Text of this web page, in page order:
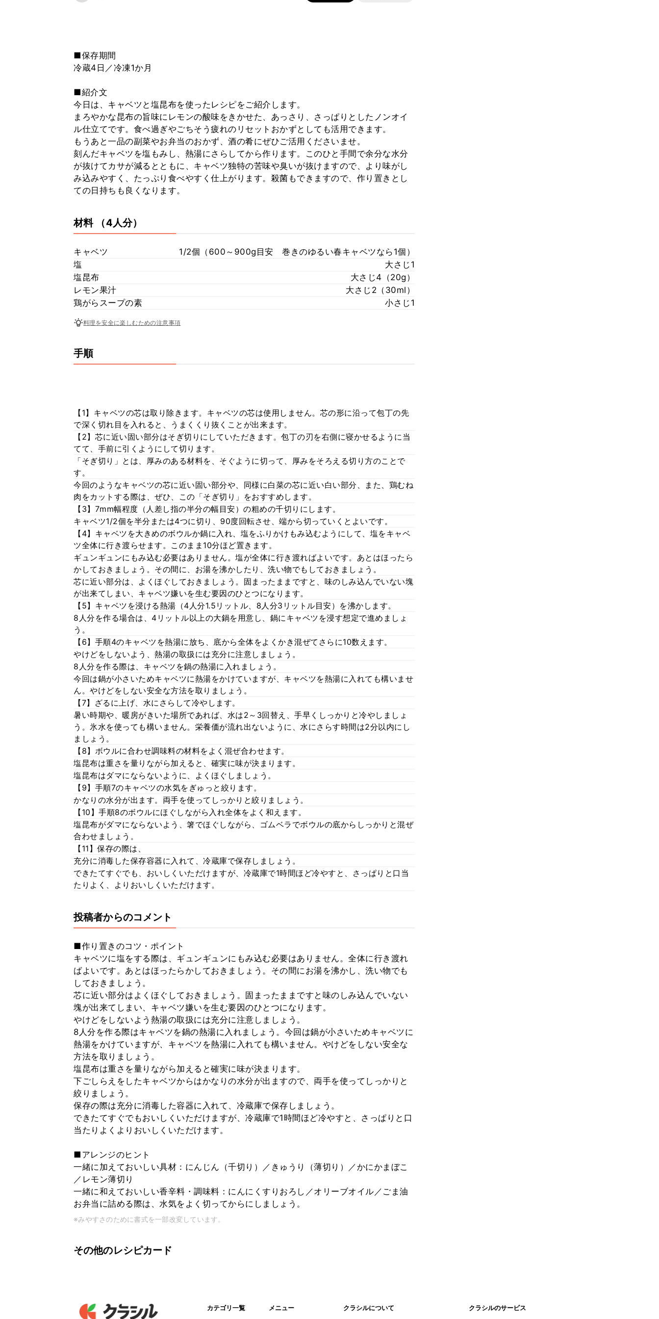
■保存期間
冷蔵4日／冷凍1か月
■紹介文
今日は、キャベツと塩昆布を使ったレシピをご紹介します。
まろやかな昆布の旨味にレモンの酸味をきかせた、あっさり、さっぱりとしたノンオイ
ル仕立てです。食べ過ぎやごちそう疲れのリセットおかずとしても活用できます。
もうあと一品の副菜やお弁当のおかず、酒の肴にぜひご活用くださいませ。
刻んだキャベツを塩もみし、熱湯にさらしてから作ります。このひと手間で余分な水分
が抜けてカサが減るとともに、キャベツ独特の苦味や臭いが抜けますので、より味がし
み込みやすく、たっぷり食べやすく仕上がります。殺菌もできますので、作り置きとし
ての日持ちも良くなります。
材料 （4人分）
キャベツ
1/2個（600～900g目安 巻きのゆるい春キャベツなら1個）
塩
大さじ1
塩昆布
大さじ4（20g）
レモン果汁
大さじ2（30ml）
鶏がらスープの素
小さじ1
料理を安全に楽しむための注意事項
手順
【1】キャベツの芯は取り除きます。キャベツの芯は使用しません。芯の形に沿って包丁の先
で深く切れ目を入れると、うまくくり抜くことが出来ます。
【2】芯に近い固い部分はそぎ切りにしていただきます。包丁の刃を右側に寝かせるように当
てて、手前に引くようにして切ります。
「そぎ切り」とは、厚みのある材料を、そぐように切って、厚みをそろえる切り方のことで
す。
今回のようなキャベツの芯に近い固い部分や、同様に白菜の芯に近い白い部分、また、鶏むね
肉をカットする際は、ぜひ、この「そぎ切り」をおすすめします。
【3】7mm幅程度（人差し指の半分の幅目安）の粗めの千切りにします。
キャベツ1/2個を半分または4つに切り、90度回転させ、端から切っていくとよいです。
【4】キャベツを大きめのボウルか鍋に入れ、塩をふりかけもみ込むようにして、塩をキャベ
ツ全体に行き渡らせます。このまま10分ほど置きます。
ギュンギュンにもみ込む必要はありません。塩が全体に行き渡ればよいです。あとはほったら
かしておきましょう。その間に、お湯を沸かしたり、洗い物でもしておきましょう。
芯に近い部分は、よくほぐしておきましょう。固まったままですと、味のしみ込んでいない塊
が出来てしまい、キャベツ嫌いを生む要因のひとつになります。
【5】キャベツを浸ける熱湯（4人分1.5リットル、8人分3リットル目安）を沸かします。
8人分を作る場合は、4リットル以上の大鍋を用意し、鍋にキャベツを浸す想定で進めましょ
う。
【6】手順4のキャベツを熱湯に放ち、底から全体をよくかき混ぜてさらに10数えます。
やけどをしないよう、熱湯の取扱には充分に注意しましょう。
8人分を作る際は、キャベツを鍋の熱湯に入れましょう。
今回は鍋が小さいためキャベツに熱湯をかけていますが、キャベツを熱湯に入れても構いませ
ん。やけどをしない安全な方法を取りましょう。
【7】ざるに上げ、水にさらして冷やします。
暑い時期や、暖房がきいた場所であれば、水は2～3回替え、手早くしっかりと冷やしましょ
う。氷水を使っても構いません。栄養価が流れ出ないように、水にさらす時間は2分以内にし
ましょう。
【8】ボウルに合わせ調味料の材料をよく混ぜ合わせます。
塩昆布は重さを量りながら加えると、確実に味が決まります。
塩昆布はダマにならないように、よくほぐしましょう。
【9】手順7のキャベツの水気をぎゅっと絞ります。
かなりの水分が出ます。両手を使ってしっかりと絞りましょう。
【10】手順8のボウルにほぐしながら入れ全体をよく和えます。
塩昆布がダマにならないよう、箸でほぐしながら、ゴムベラでボウルの底からしっかりと混ぜ
合わせましょう。
【11】保存の際は、
充分に消毒した保存容器に入れて、冷蔵庫で保存しましょう。
できたてすぐでも、おいしくいただけますが、冷蔵庫で1時間ほど冷やすと、さっぱりと口当
たりよく、よりおいしくいただけます。
投稿者からのコメント
■作り置きのコツ・ポイント
キャベツに塩をする際は、ギュンギュンにもみ込む必要はありません。全体に行き渡れ
ばよいです。あとはほったらかしておきましょう。その間にお湯を沸かし、洗い物でも
しておきましょう。
芯に近い部分はよくほぐしておきましょう。固まったままですと味のしみ込んでいない
塊が出来てしまい、キャベツ嫌いを生む要因のひとつになります。
やけどをしないよう熱湯の取扱には充分に注意しましょう。
8人分を作る際はキャベツを鍋の熱湯に入れましょう。今回は鍋が小さいためキャベツに
熱湯をかけていますが、キャベツを熱湯に入れても構いません。やけどをしない安全な
方法を取りましょう。
塩昆布は重さを量りながら加えると確実に味が決まります。
下ごしらえをしたキャベツからはかなりの水分が出ますので、両手を使ってしっかりと
絞りましょう。
保存の際は充分に消毒した容器に入れて、冷蔵庫で保存しましょう。
できたてすぐでもおいしくいただけますが、冷蔵庫で1時間ほど冷やすと、さっぱりと口
当たりよくよりおいしくいただけます。
■アレンジのヒント
一緒に加えておいしい具材：にんじん（千切り）／きゅうり（薄切り）／かにかまぼこ
／レモン薄切り
一緒に和えておいしい香辛料・調味料：にんにくすりおろし／オリーブオイル／ごま油
お弁当に詰める際は、水気をよく切ってからにしましょう。
※みやすさのために書式を一部改変しています。
その他のレシピカード
カテゴリ一覧 メニュー クラシルについて クラシルのサービス